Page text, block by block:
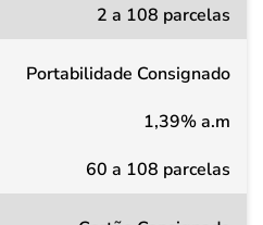
2 a 108 parcelas
Portabilidade Consignado
1,39% a.m
60 a 108 parcelas